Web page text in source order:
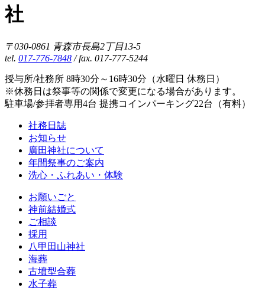
社
〒030-0861 青森市長島2丁目13-5
tel. 017-776-7848 / fax. 017-777-5244
授与所/社務所 8時30分～16時30分（水曜日 休務日）
※休務日は祭事等の関係で変更になる場合があります。
駐車場/参拝者専用4台 提携コインパーキング22台（有料）
社務日誌
お知らせ
廣田神社について
年間祭事のご案内
洗心・ふれあい・体験
お願いごと
神前結婚式
ご相談
採用
八甲田山神社
海葬
古墳型合葬
水子葬